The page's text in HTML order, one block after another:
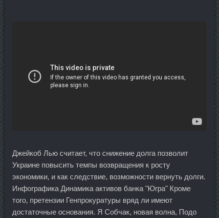
Джейкоб Лью считает, что снижение долга позволит
Украине повысить темпы возвращения к росту
экономики, и как следствие, возможности вернуть долги.
Инфографика Динамика активов банка "Югра" Кроме
того, претензии Генпрокуратуры вряд ли имеют
достаточные основания. Я Собчак, новая волна, Подо